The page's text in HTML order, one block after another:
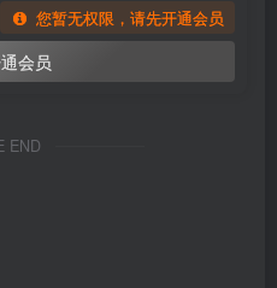
2V-2.42G]
裙[71P-1V-712.4M]
您暂无权限，请先开通会员
会员
END